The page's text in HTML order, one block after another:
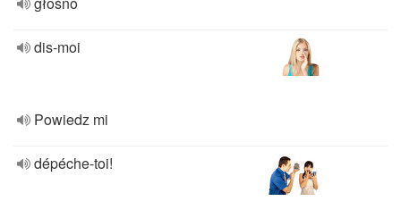
dis-moi
Powiedz mi
dépéche-toi!